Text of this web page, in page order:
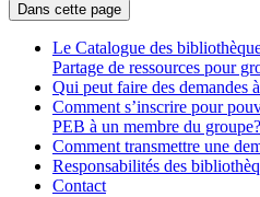
Dans cette page
Le Catalogue des
Partage de ressources pour
Qui peut faire des demandes
Comment s’inscrire pour
PEB à un membre du groupe?
Comment transmettre une
Responsabilités des
Contact